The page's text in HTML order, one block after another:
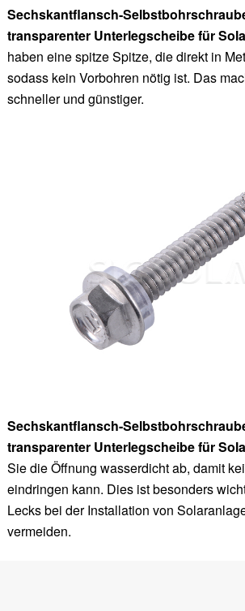
Sechskantflansch-
transparenter Unterlegscheibe für
haben eine spitze Spitze, die direkt in
sodass kein Vorbohren nötig ist. Das
schneller und günstiger.
Sechskantflansch-
transparenter Unterlegscheibe für
Sie die Öffnung wasserdicht ab, damit
eindringen kann. Dies ist besonders
Lecks bei der Installation von
vermeiden.